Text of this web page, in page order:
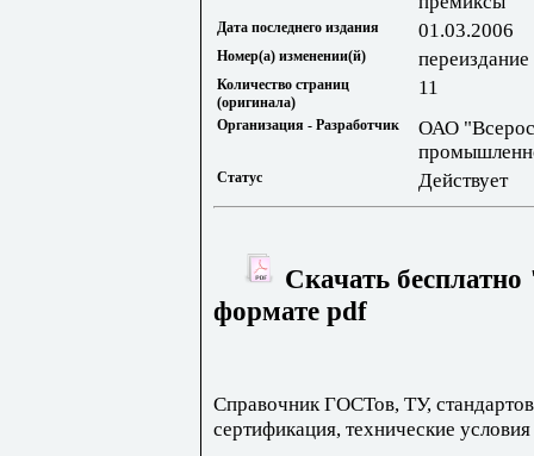
Дата последнего издания 01.03.2006
Номер(а) изменении(й)
Количество страниц
(оригинала)
11
Организация - Разработчик
ОАО
Статус Действует
Скачать
формате pdf
Справочник ГОСТов, ТУ,
сертификация, технические условия